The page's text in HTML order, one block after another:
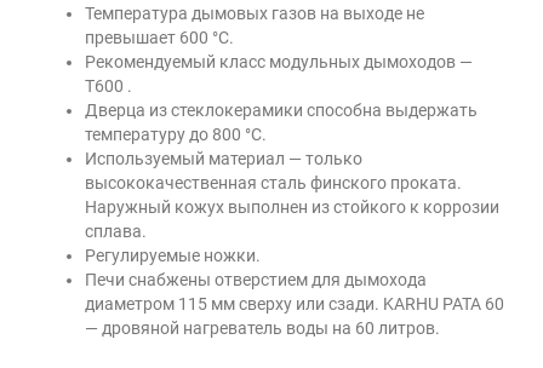
Температура дымовых газов на выходе не
превышает 600 °C.
Рекомендуемый класс модульных дымоходов —
T600 .
Дверца из стеклокерамики способна выдержать
температуру до 800 °C.
Используемый материал — только
высококачественная сталь финского проката.
Наружный кожух выполнен из стойкого к коррозии
сплава.
Регулируемые ножки.
Печи снабжены отверстием для дымохода
диаметром 115 мм сверху или сзади. KARHU PATA 60
— дровяной нагреватель воды на 60 литров.